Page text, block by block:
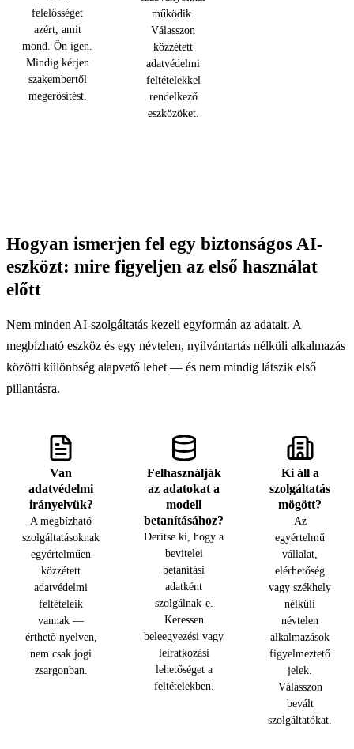
felelősséget
azért, amit
mond. Ön igen.
Mindig kérjen
szakembertől
megerősítést.
működik.
Válasszon
közzétett
adatvédelmi
feltételekkel
rendelkező
eszközöket.
Hogyan ismerjen fel egy biztonságos AI-
eszközt: mire figyeljen az első használat
előtt
Nem minden AI-szolgáltatás kezeli egyformán az adatait. A
megbízható eszköz és egy névtelen, nyilvántartás nélküli alkalmazás
közötti különbség alapvető lehet — és nem mindig látszik első
pillantásra.
Van
adatvédelmi
irányelvük?
A megbízható
szolgáltatásoknak
egyértelműen
közzétett
adatvédelmi
feltételeik
vannak —
érthető nyelven,
nem csak jogi
zsargonban.
Felhasználják
az adatokat a
modell
betanításához?
Derítse ki, hogy a
bevitelei
betanítási
adatként
szolgálnak-e.
Keressen
beleegyezési vagy
leiratkozási
lehetőséget a
feltételekben.
Ki áll a
szolgáltatás
mögött?
Az
egyértelmű
vállalat,
elérhetőség
vagy székhely
nélküli
névtelen
alkalmazások
figyelmeztető
jelek.
Válasszon
bevált
szolgáltatókat.